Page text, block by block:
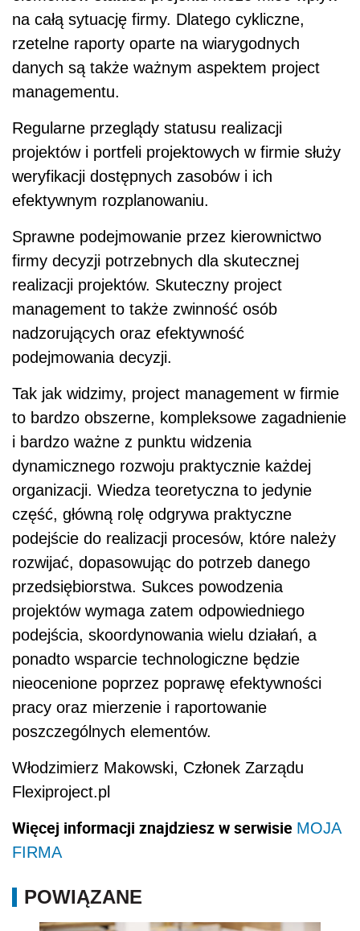
na całą sytuację firmy. Dlatego cykliczne,
rzetelne raporty oparte na wiarygodnych
danych są także ważnym aspektem project
managementu.
Regularne przeglądy statusu realizacji
projektów i portfeli projektowych w firmie służy
weryfikacji dostępnych zasobów i ich
efektywnym rozplanowaniu.
Sprawne podejmowanie przez kierownictwo
firmy decyzji potrzebnych dla skutecznej
realizacji projektów. Skuteczny project
management to także zwinność osób
nadzorujących oraz efektywność
podejmowania decyzji.
Tak jak widzimy, project management w firmie
to bardzo obszerne, kompleksowe zagadnienie
i bardzo ważne z punktu widzenia
dynamicznego rozwoju praktycznie każdej
organizacji. Wiedza teoretyczna to jedynie
część, główną rolę odgrywa praktyczne
podejście do realizacji procesów, które należy
rozwijać, dopasowując do potrzeb danego
przedsiębiorstwa. Sukces powodzenia
projektów wymaga zatem odpowiedniego
podejścia, skoordynowania wielu działań, a
ponadto wsparcie technologiczne będzie
nieocenione poprzez poprawę efektywności
pracy oraz mierzenie i raportowanie
poszczególnych elementów.
Włodzimierz Makowski, Członek Zarządu
Flexiproject.pl
Więcej informacji znajdziesz w serwisie MOJA
FIRMA
POWIĄZANE